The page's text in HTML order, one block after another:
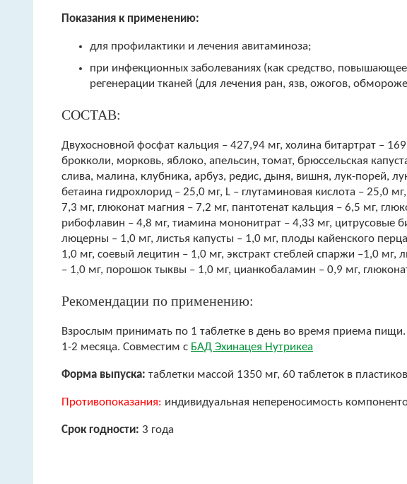
Показания к применению:
для профилактики и лечения авитаминоза;
при инфекционных заболеваниях (как средство,
регенерации тканей (для лечения ран, язв, ожогов,
СОСТАВ:
Двухосновной фосфат кальция – 427,94 мг, холина битартрат –
брокколи, морковь, яблоко, апельсин, томат, брюссельская
слива, малина, клубника, арбуз, редис, дыня, вишня, лук-порей,
бетаина гидрохлорид – 25,0 мг, L – глутаминовая кислота – 25,0
7,3 мг, глюконат магния – 7,2 мг, пантотенат кальция – 6,5 мг,
рибофлавин – 4,8 мг, тиамина мононитрат – 4,33 мг, цитрусовые
люцерны – 1,0 мг, листья капусты – 1,0 мг, плоды кайенского
1,0 мг, соевый лецитин – 1,0 мг, экстракт стеблей спаржи –1,0
– 1,0 мг, порошок тыквы – 1,0 мг, цианкобаламин – 0,9 мг,
Рекомендации по применению:
Взрослым принимать по 1 таблетке в день во время приема
1-2 месяца. Совместим с БАД Эхинацея Нутрикеа
Форма выпуска: таблетки массой 1350 мг, 60 таблеток в
Противопоказания: индивидуальная непереносимость
Срок годности: 3 года